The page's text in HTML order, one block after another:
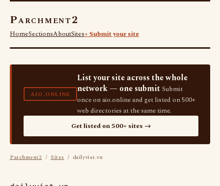
Parchment2
HomeSectionsAboutSites+ Submit your site
AIO.ONLINE
List your site across the whole
network — one submit Submit
once on aio.online and get listed on 500+
web directories at the same time.
Get listed on 500+ sites →
Parchment2 / Sites / dailyviet.vn